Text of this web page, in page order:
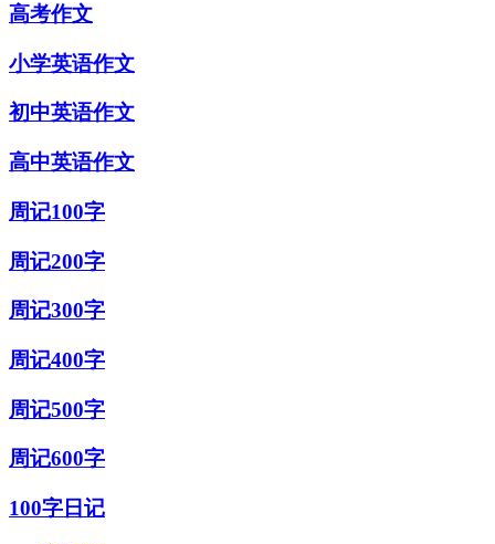
高考作文
小学英语作文
初中英语作文
高中英语作文
周记100字
周记200字
周记300字
周记400字
周记500字
周记600字
100字日记